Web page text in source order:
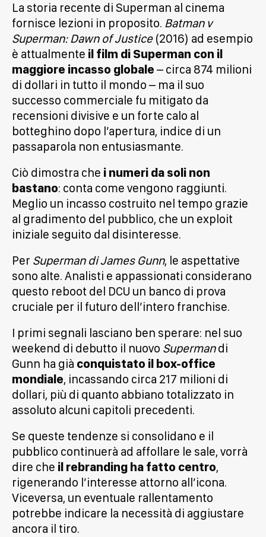
La storia recente di Superman al cinema
fornisce lezioni in proposito. Batman v
Superman: Dawn of Justice(2016) ad esempio
è attualmente il film di Superman con il
maggiore incasso globale – circa 874 milioni
di dollari in tutto il mondo – ma il suo
successo commerciale fu mitigato da
recensioni divisive e un forte calo al
botteghino dopo l’apertura, indice di un
passaparola non entusiasmante.
Ciò dimostra che i numeri da soli non
bastano: conta come vengono raggiunti.
Meglio un incasso costruito nel tempo grazie
al gradimento del pubblico, che un exploit
iniziale seguito dal disinteresse.
Per Superman di James Gunn, le aspettative
sono alte. Analisti e appassionati considerano
questo reboot del DCU un banco di prova
cruciale per il futuro dell’intero franchise.
I primi segnali lasciano ben sperare: nel suo
weekend di debutto il nuovo Supermandi
Gunn ha già conquistato il box-office
mondiale, incassando circa 217 milioni di
dollari, più di quanto abbiano totalizzato in
assoluto alcuni capitoli precedenti.
Se queste tendenze si consolidano e il
pubblico continuerà ad affollare le sale, vorrà
dire che il rebranding ha fatto centro,
rigenerando l’interesse attorno all’icona.
Viceversa, un eventuale rallentamento
potrebbe indicare la necessità di aggiustare
ancora il tiro.